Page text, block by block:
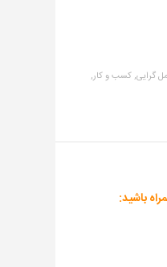
گرایی,کسب و کار,
باشید: